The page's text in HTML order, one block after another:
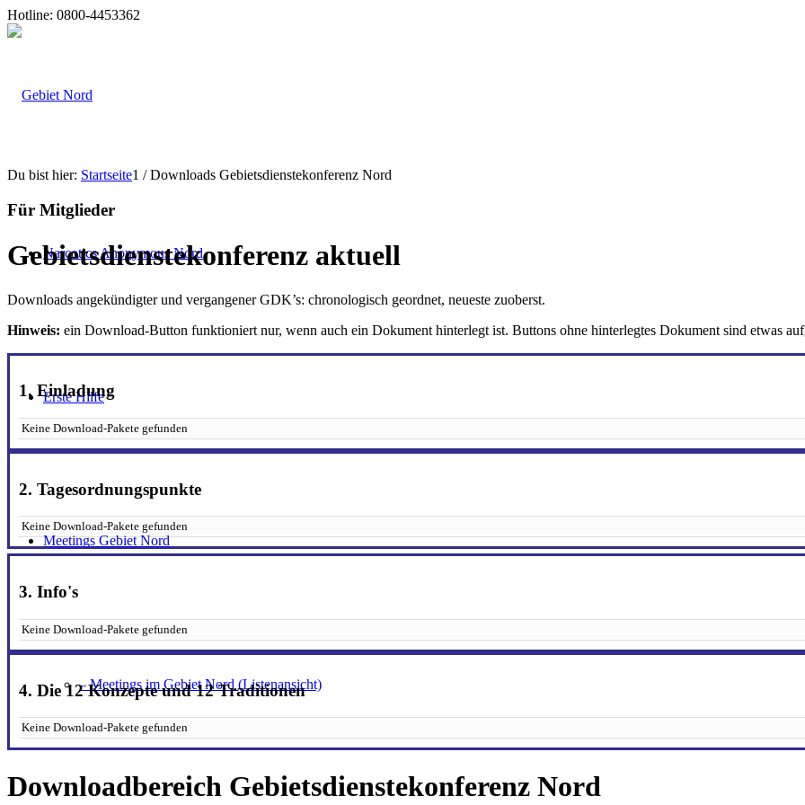
Hotline: 0800-4453362
Narcotics Anonymous Nord
Erste Hilfe
Meetings Gebiet Nord
– Meetings im Gebiet Nord (Listenansicht)
Du bist hier: Startseite1 / Downloads Gebietsdienstekonferenz Nord
Für Mitglieder
Gebietsdienstekonferenz aktuell
Downloads angekündigter und vergangener GDK’s: chronologisch geordnet, neueste zuoberst.
Hinweis: ein Download-Button funktioniert nur, wenn auch ein Dokument hinterlegt ist. Buttons ohne hinterlegtes Dokument sind etwas
1. Einladung
Keine Download-Pakete gefunden
2. Tagesordnungspunkte
Keine Download-Pakete gefunden
3. Info's
Keine Download-Pakete gefunden
4. Die 12 Konzepte und 12 Traditionen
Keine Download-Pakete gefunden
Downloadbereich Gebietsdienstekonferenz Nord